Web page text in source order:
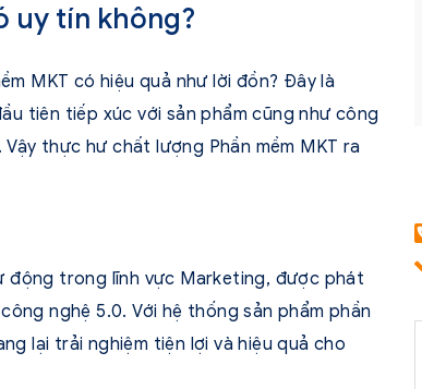
uy tín không?
MKT có hiệu quả như lời đồn? Đây là
tiên tiếp xúc với sản phẩm cũng như công
thực hư chất lượng Phần mềm MKT ra
động trong lĩnh vực Marketing, được phát
nghệ 5.0. Với hệ thống sản phẩm phần
lại trải nghiệm tiện lợi và hiệu quả cho